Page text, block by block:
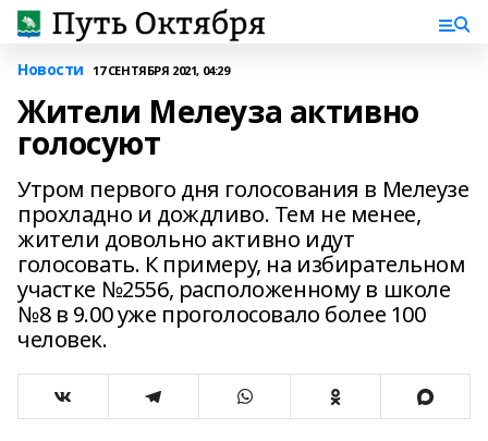
Новости 17 СЕНТЯБРЯ 2021, 04:29
Жители Мелеуза активно
голосуют
Утром первого дня голосования в Мелеузе
прохладно и дождливо. Тем не менее,
жители довольно активно идут
голосовать. К примеру, на избирательном
участке №2556, расположенному в школе
№8 в 9.00 уже проголосовало более 100
человек.